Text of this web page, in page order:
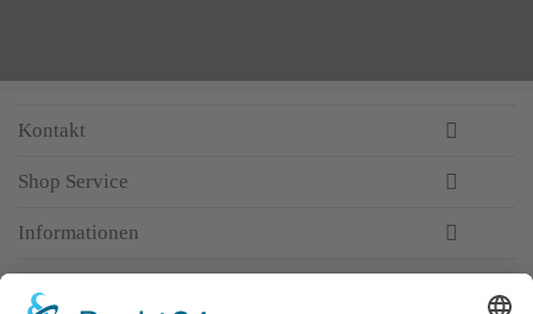
Kontakt
Shop Service
Informationen